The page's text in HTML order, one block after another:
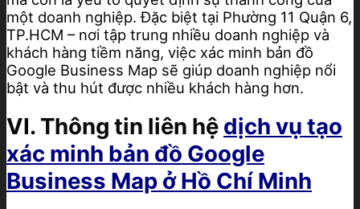
một doanh nghiệp. Đặc biệt tại Phường 11 Quận 6,
TP.HCM – nơi tập trung nhiều doanh nghiệp và
khách hàng tiềm năng, việc xác minh bản đồ
Google Business Map sẽ giúp doanh nghiệp nổi
bật và thu hút được nhiều khách hàng hơn.
VI. Thông tin liên hệ dịch vụ tạo
xác minh bản đồ Google
Business Map ở Hồ Chí Minh